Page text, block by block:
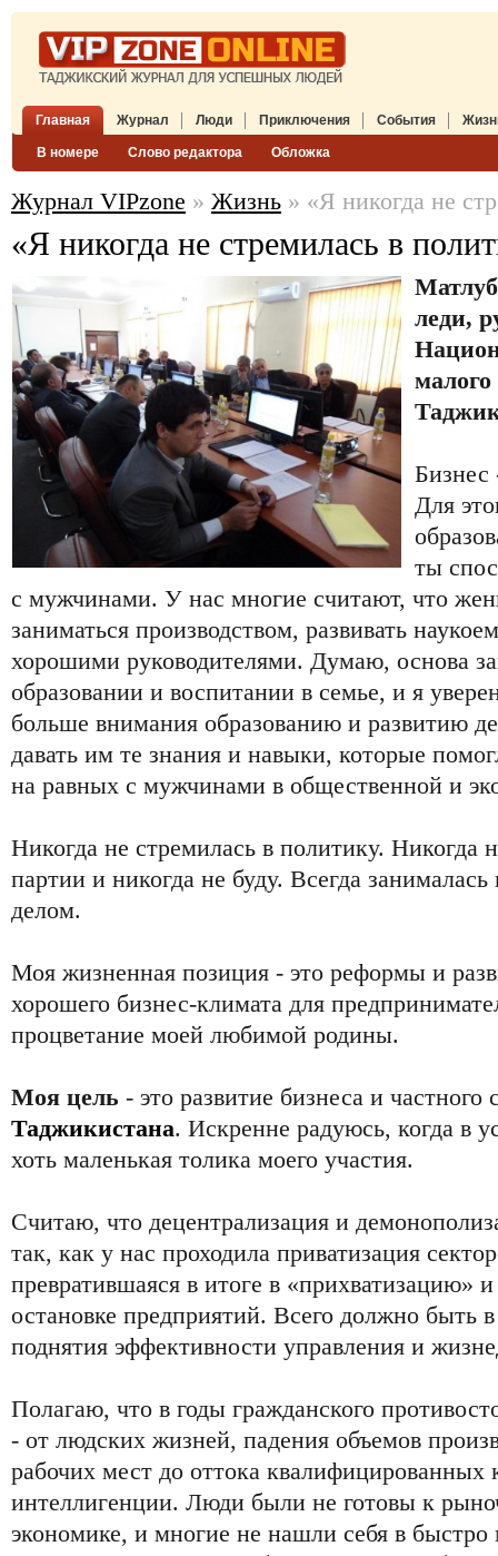
Главная Журнал
В номере Слово редактора Обложка
Люди Приключения События
Журнал VIPzone » Жизнь » «Я никогда не
«Я никогда не стремилась в
леди,
малого
Бизнес
Для
ты
с мужчинами. У нас многие считают, что
заниматься производством, развивать
хорошими руководителями. Думаю, основа
образовании и воспитании в семье, и я
больше внимания образованию и развитию
давать им те знания и навыки, которые
на равных с мужчинами в общественной и
Никогда не стремилась в политику. Никогда
партии и никогда не буду. Всегда
делом.
Моя жизненная позиция - это реформы и
хорошего бизнес-климата для
процветание моей любимой родины.
Моя цель - это развитие бизнеса и частного
Таджикистана. Искренне радуюсь, когда в
хоть маленькая толика моего участия.
Считаю, что децентрализация и
так, как у нас проходила приватизация
превратившаяся в итоге в «прихватизацию»
остановке предприятий. Всего должно быть
поднятия эффективности управления и
Полагаю, что в годы гражданского
- от людских жизней, падения объемов
рабочих мест до оттока квалифицированных
интеллигенции. Люди были не готовы к
экономике, и многие не нашли себя в